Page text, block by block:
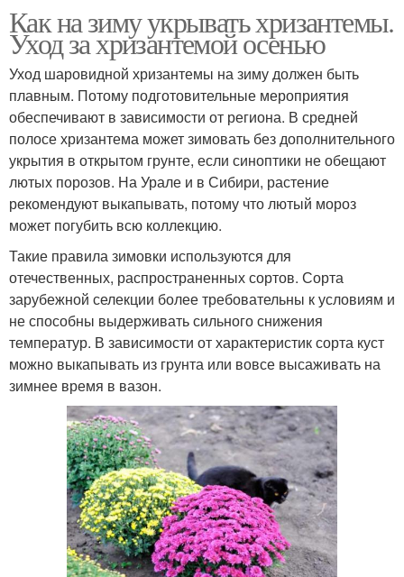
Как на зиму укрывать хризантемы.
Уход за хризантемой осенью
Уход шаровидной хризантемы на зиму должен быть
плавным. Потому подготовительные мероприятия
обеспечивают в зависимости от региона. В средней
полосе хризантема может зимовать без дополнительного
укрытия в открытом грунте, если синоптики не обещают
лютых порозов. На Урале и в Сибири, растение
рекомендуют выкапывать, потому что лютый мороз
может погубить всю коллекцию.
Такие правила зимовки используются для
отечественных, распространенных сортов. Сорта
зарубежной селекции более требовательны к условиям и
не способны выдерживать сильного снижения
температур. В зависимости от характеристик сорта куст
можно выкапывать из грунта или вовсе высаживать на
зимнее время в вазон.